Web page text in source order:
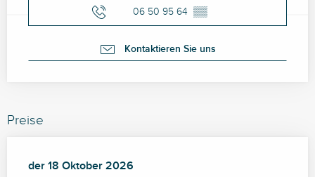
06 50 95 64 ▒▒
Kontaktieren Sie uns
Preise
der 18 Oktober 2026
der 18 Oktober 2026